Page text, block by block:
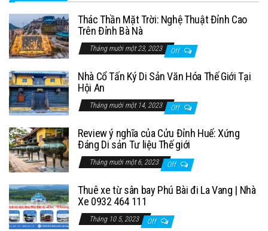
Thác Thần Mặt Trời: Nghệ Thuật Đỉnh Cao
Trên Đỉnh Bà Nà
Tháng mười một 23, 2023 Off
Nhà Cổ Tấn Ký Di Sản Văn Hóa Thế Giới Tại
Hội An
Tháng mười một 14, 2023 Off
Review ý nghĩa của Cửu Đỉnh Huế: Xứng
Đáng Di sản Tư liệu Thế giới
Tháng mười một 6, 2023 Off
Thuê xe từ sân bay Phú Bài đi La Vang | Nhà
Xe 0932 464 111
Tháng 10 5, 2023 Off